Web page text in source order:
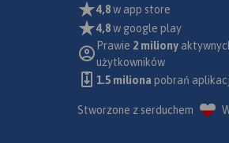
4,8w app store
4,8w google play
Prawie 2 miliony
użytkowników
1.5 miliona pobrań
Stworzone z serduchem